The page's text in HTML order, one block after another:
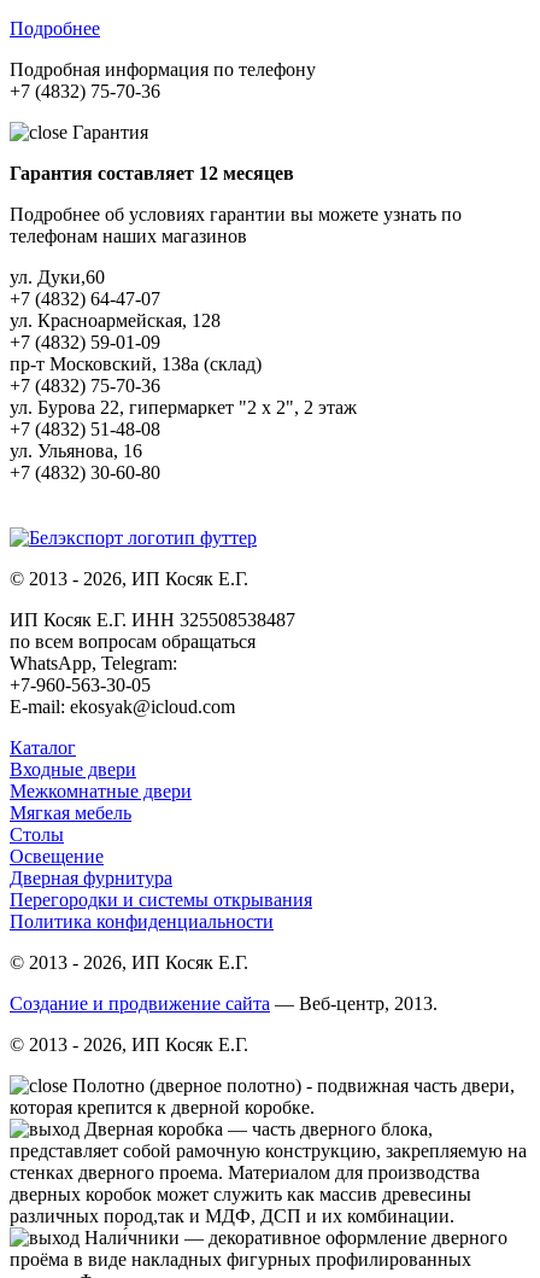
Подробнее
Подробная информация по телефону
+7 (4832) 75-70-36
Гарантия
Гарантия составляет 12 месяцев
Подробнее об условиях гарантии вы можете узнать по
телефонам наших магазинов
ул. Дуки,60
+7 (4832) 64-47-07
ул. Красноармейская, 128
+7 (4832) 59-01-09
пр-т Московский, 138а (склад)
+7 (4832) 75-70-36
ул. Бурова 22, гипермаркет "2 х 2", 2 этаж
+7 (4832) 51-48-08
ул. Ульянова, 16
+7 (4832) 30-60-80
© 2013 - 2026, ИП Косяк Е.Г.
ИП Косяк Е.Г. ИНН 325508538487
по всем вопросам обращаться
WhatsApp, Telegram:
+7-960-563-30-05
E-mail: ekosyak@icloud.com
Каталог
Входные двери
Межкомнатные двери
Мягкая мебель
Столы
Освещение
Дверная фурнитура
Перегородки и системы открывания
Политика конфиденциальности
© 2013 - 2026, ИП Косяк Е.Г.
Создание и продвижение сайта — Веб-центр, 2013.
© 2013 - 2026, ИП Косяк Е.Г.
Полотно (дверное полотно) - подвижная часть двери,
которая крепится к дверной коробке.
Дверная коробка — часть дверного блока,
представляет собой рамочную конструкцию, закрепляемую на
стенках дверного проема. Материалом для производства
дверных коробок может служить как массив древесины
различных пород,так и МДФ, ДСП и их комбинации.
Нали́чники — декоративное оформление дверного
проёма в виде накладных фигурных профилированных